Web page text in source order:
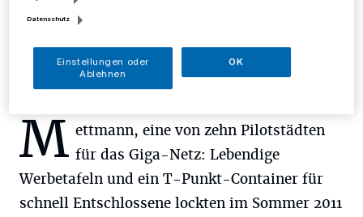
hat sich für sie nicht erfüllt.
M ettmann, eine von zehn Pilotstädten
für das Giga-Netz: Lebendige
Werbetafeln und ein T-Punkt-Container für
schnell Entschlossene lockten im Sommer 2011
Datenschutz
Einstellungen oder
Ablehnen
OK